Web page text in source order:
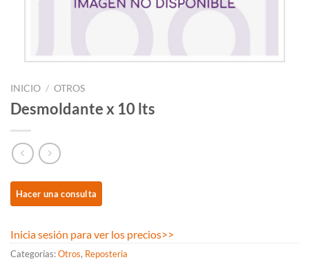
INICIO / OTROS
Desmoldante x 10 lts
Inicia sesión para ver los precios>>
Categorías:Otros, Reposteria